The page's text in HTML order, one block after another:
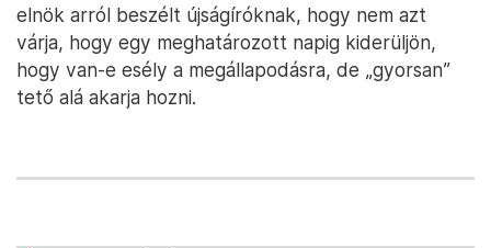
elnök arról beszélt újságíróknak, hogy nem azt
várja, hogy egy meghatározott napig kiderüljön,
hogy van-e esély a megállapodásra, de „gyorsan”
tető alá akarja hozni.